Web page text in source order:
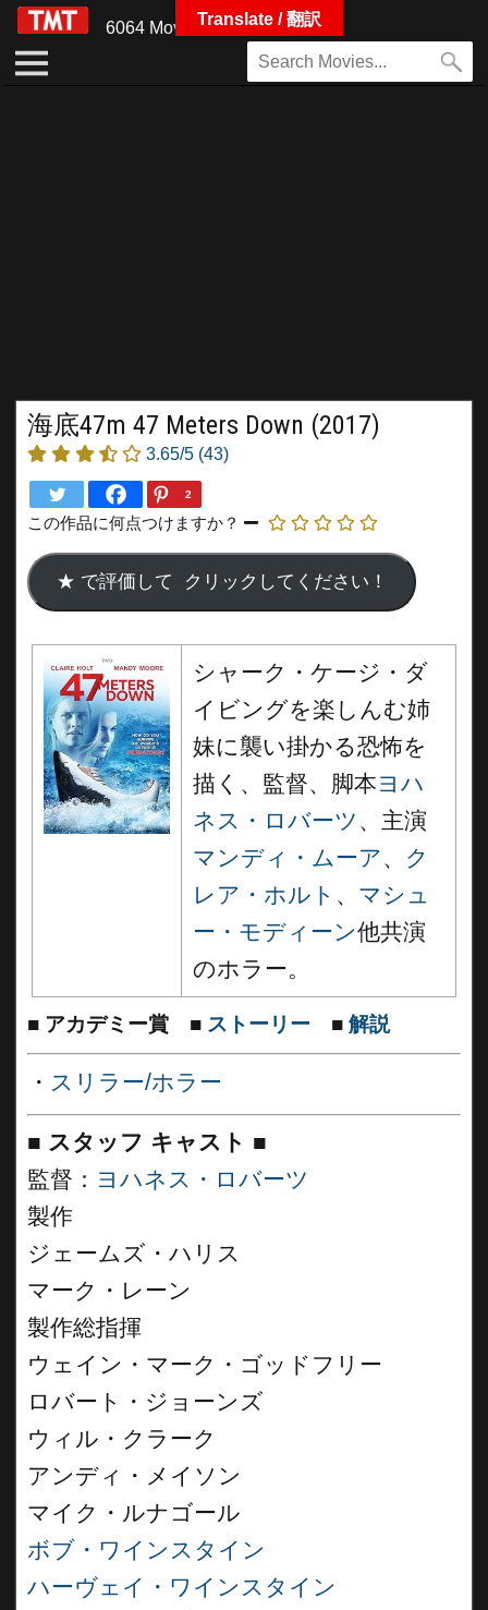
6064 Movies
海底47m 47 Meters Down (2017)
3.65/5 (43)
2
この作品に何点つけますか？
シャーク・ケージ・ダ
イビングを楽しんむ姉
妹に襲い掛かる恐怖を
描く、監督、脚本ヨハ
ネス・ロバーツ 、主演
マンディ・ムーア、 ク
レア・ホルト 、 マシュ
ー・モディーン他共演
のホラー。
■ アカデミー賞 ■ ストーリー ■ 解説
・ スリラー/ホラー
■ スタッフ キャスト ■
監督： ヨハネス・ロバーツ
製作
ジェームズ・ハリス
マーク・レーン
製作総指揮
ウェイン・マーク・ゴッドフリー
ロバート・ジョーンズ
ウィル・クラーク
アンディ・メイソン
マイク・ルナゴール
ボブ・ワインスタイン
ハーヴェイ・ワインスタイン
Translate / 翻訳